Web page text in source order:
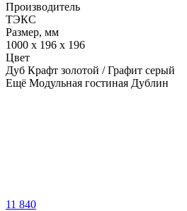
Производитель
ТЭКС
Размер, мм
1000 х 196 х 196
Цвет
Дуб Крафт золотой / Графит серый
Ещё Модульная гостиная Дублин
11 840